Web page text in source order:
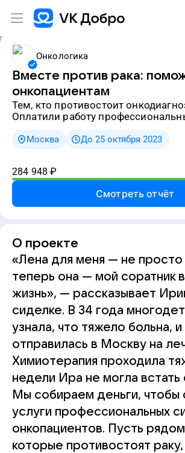
Онкологика
Вместе против рака:
онкопациентам
тем, кто противостоит
Оплатили работу
Москва До 25 октября 2023
284 948 ₽
Смотреть отчёт
О проекте
«Лена для меня — не
теперь она — мой соратник
жизнь», — рассказывает
сиделке. В 34 года
узнала, что тяжело больна, и
отправилась в Москву на
Химиотерапия проходила
недели Ира не могла встать
Мы собираем деньги, чтобы
услуги профессиональных
онкопациентов. Пусть
которые противостоят